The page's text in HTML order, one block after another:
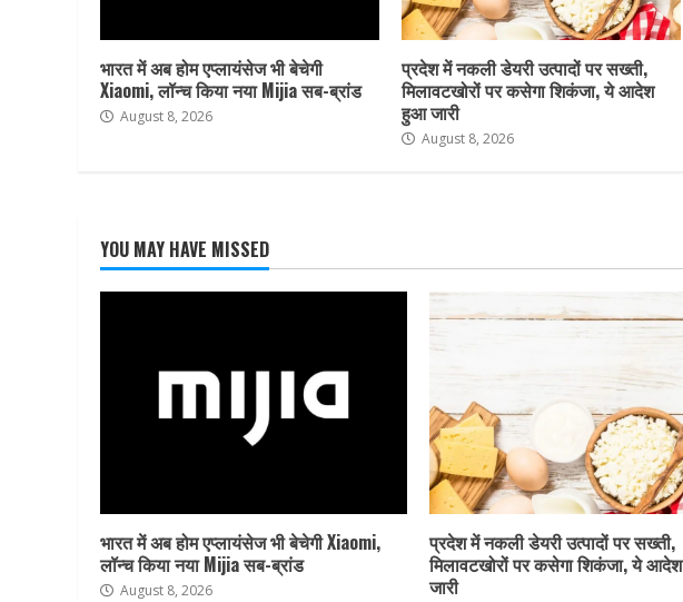
भारत में अब होम एप्लायंसेज भी बेचेगी
Xiaomi, लॉन्च किया नया Mijia सब-ब्रांड
August 8, 2026
प्रदेश में नकली डेयरी उत्पादों पर सख्ती,
मिलावटखोरों पर कसेगा शिकंजा, ये आदेश
हुआ जारी
August 8, 2026
YOU MAY HAVE MISSED
भारत में अब होम एप्लायंसेज भी बेचेगी Xiaomi,
लॉन्च किया नया Mijia सब-ब्रांड
August 8, 2026
प्रदेश में नकली डेयरी उत्पादों पर सख्ती,
मिलावटखोरों पर कसेगा शिकंजा, ये
जारी